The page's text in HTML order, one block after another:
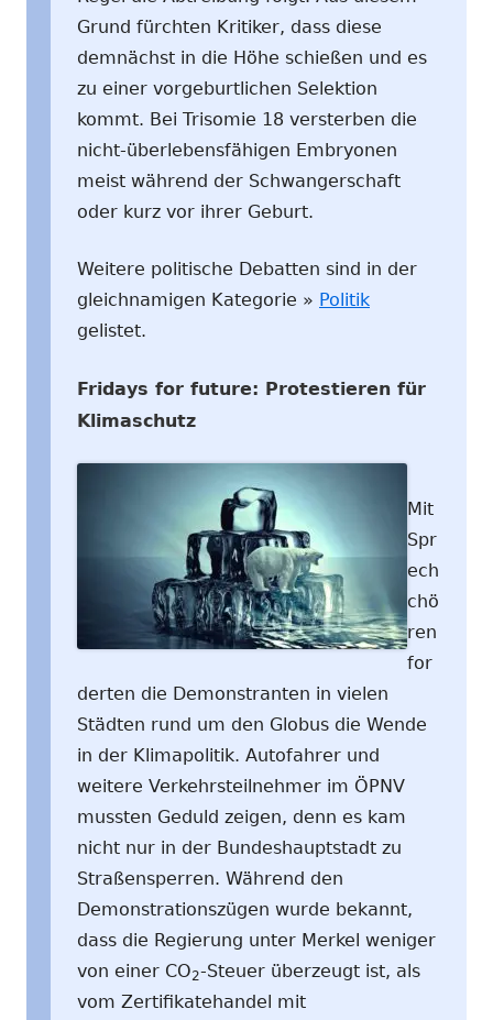
Grund fürchten Kritiker, dass diese
demnächst in die Höhe schießen und es
zu einer vorgeburtlichen Selektion
kommt. Bei Trisomie 18 versterben die
nicht-überlebensfähigen Embryonen
meist während der Schwangerschaft
oder kurz vor ihrer Geburt.
Weitere politische Debatten sind in der
gleichnamigen Kategorie » Politik
gelistet.
Fridays for future: Protestieren für
Klimaschutz
Mit
Spr
ech
chö
ren
for
derten die Demonstranten in vielen
Städten rund um den Globus die Wende
in der Klimapolitik. Autofahrer und
weitere Verkehrsteilnehmer im ÖPNV
mussten Geduld zeigen, denn es kam
nicht nur in der Bundeshauptstadt zu
Straßensperren. Während den
Demonstrationszügen wurde bekannt,
dass die Regierung unter Merkel weniger
von einer CO2-Steuer überzeugt ist, als
vom Zertifikatehandel mit